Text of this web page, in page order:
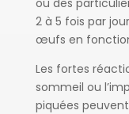
2 à 5 fois par
œufs en
Les fortes
sommeil ou
piquées